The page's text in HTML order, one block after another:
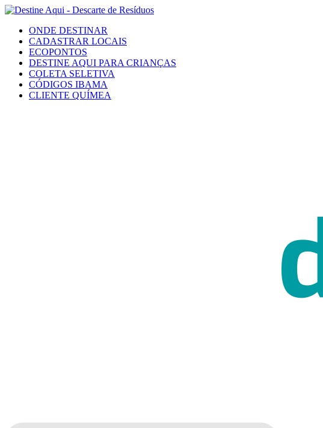
ONDE DESTINAR
CADASTRAR LOCAIS
ECOPONTOS
DESTINE AQUI PARA CRIANÇAS
COLETA SELETIVA
CÓDIGOS IBAMA
CLIENTE QUÍMEA